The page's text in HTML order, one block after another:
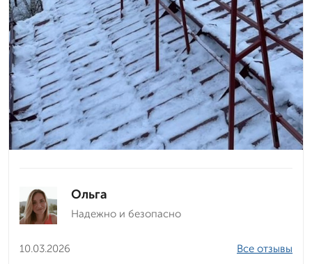
Ольга
Надежно и безопасно
10.03.2026
Все отзывы